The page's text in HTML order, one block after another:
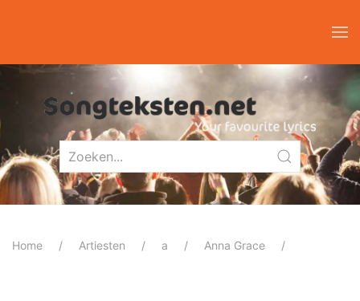
Home Artiesten a Anna Grace